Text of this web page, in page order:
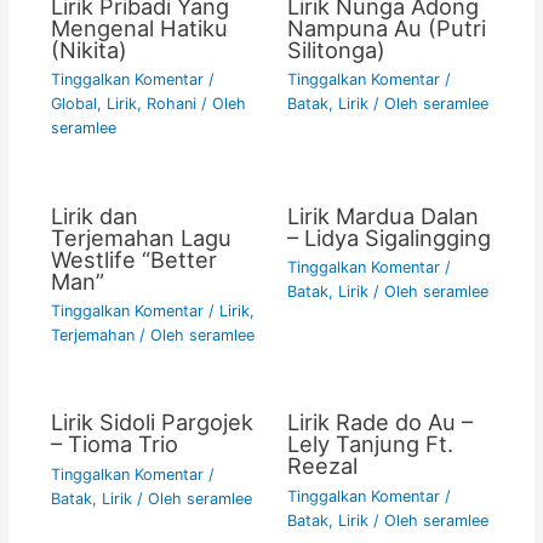
Lirik Pribadi Yang
Mengenal Hatiku
(Nikita)
Tinggalkan Komentar /
Global, Lirik, Rohani/ Oleh
seramlee
Lirik Nunga Adong
Nampuna Au (Putri
Silitonga)
Tinggalkan Komentar /
Batak, Lirik/ Oleh seramlee
Lirik dan
Terjemahan Lagu
Westlife “Better
Man”
Tinggalkan Komentar / Lirik,
Terjemahan/ Oleh seramlee
Lirik Mardua Dalan
– Lidya Sigalingging
Tinggalkan Komentar /
Batak, Lirik/ Oleh seramlee
Lirik Sidoli Pargojek
– Tioma Trio
Tinggalkan Komentar /
Batak, Lirik/ Oleh seramlee
Lirik Rade do Au –
Lely Tanjung Ft.
Reezal
Tinggalkan Komentar /
Batak, Lirik/ Oleh seramlee